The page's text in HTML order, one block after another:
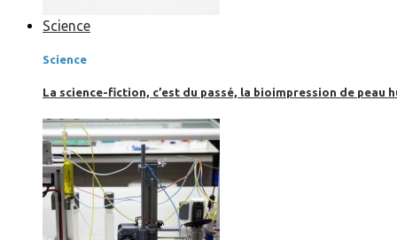
Science
Science
La science-fiction, c’est du passé, la bioimpression de peau